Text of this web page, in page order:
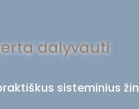
dalyvauti
sisteminius